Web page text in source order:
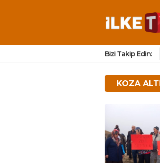
Bizi Takip Edin:
KOZA